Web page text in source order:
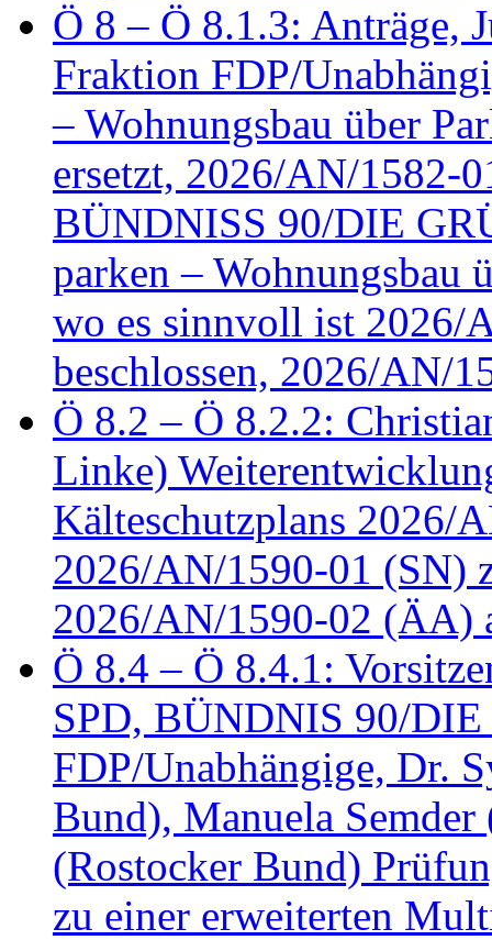
Ö 8 – Ö 8.1.3: Anträge,
Fraktion FDP/
– Wohnungsbau über
ersetzt, 2026/AN/1582-
BÜNDNISS 90/DIE
parken – Wohnungsbau
wo es sinnvoll ist 2026/
beschlossen, 2026/AN/
Ö 8.2 – Ö 8.2.2:
Linke)
Kälteschutzplans 2026/
2026/AN/1590-01 (SN)
2026/AN/1590-02 (ÄA)
Ö 8.4 – Ö 8.4.1:
SPD, BÜNDNIS 90/
FDP/Unabhängige, Dr.
Bund), Manuela
(Rostocker Bund)
zu einer erweiterten